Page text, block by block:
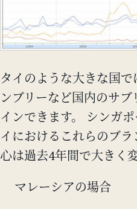
タイのような大きな国で
ンブリーなど国内のサブ
インできます。 シンガ
イにおけるこれらのブラ
心は過去4年間で大きく
マレーシアの場合